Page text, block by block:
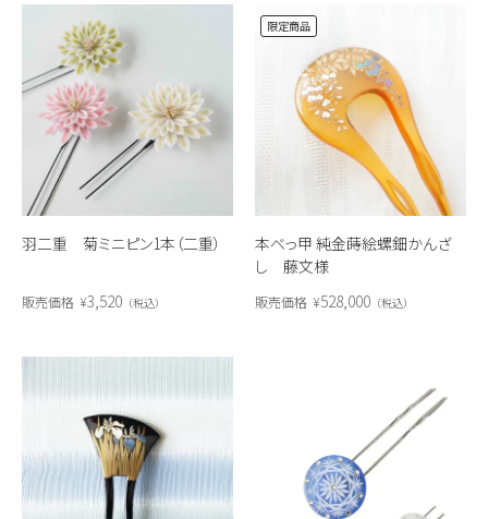
羽二重 菊ミニピン1本（二重）
販売価格 ¥3,520 税込
本べっ甲 純金蒔絵螺鈿かんざ
し 藤文様
限定商品
販売価格 ¥528,000 税込